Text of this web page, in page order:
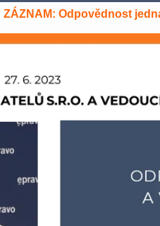
ZÁZNAM: Odpovědnost